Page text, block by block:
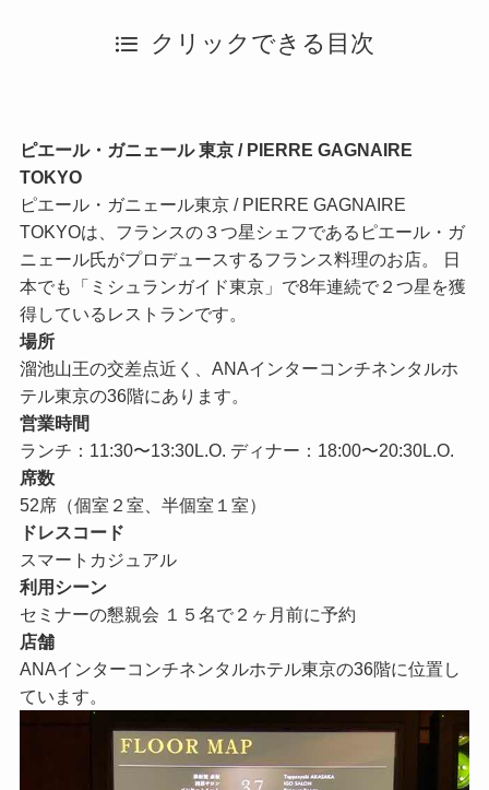
クリックできる目次
ピエール・ガニェール 東京 / PIERRE GAGNAIRE
TOKYO
ピエール・ガニェール東京 / PIERRE GAGNAIRE
TOKYOは、フランスの３つ星シェフであるピエール・ガ
ニェール氏がプロデュースするフランス料理のお店。 日
本でも「ミシュランガイド東京」で8年連続で２つ星を獲
得しているレストランです。
場所
溜池山王の交差点近く、ANAインターコンチネンタルホ
テル東京の36階にあります。
営業時間
ランチ：11:30〜13:30L.O. ディナー：18:00〜20:30L.O.
席数
52席（個室２室、半個室１室）
ドレスコード
スマートカジュアル
利用シーン
セミナーの懇親会 １５名で２ヶ月前に予約
店舗
ANAインターコンチネンタルホテル東京の36階に位置し
ています。